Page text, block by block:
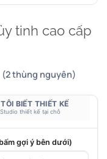
tinh cao cấp
(2 thùng nguyên)
TÔI BIẾT THIẾT KẾ
Studio thiết kế tại chỗ
gợi ý bên dưới)